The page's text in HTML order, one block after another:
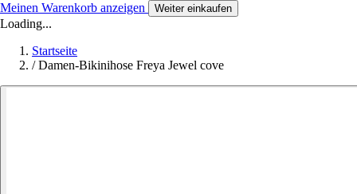
Meinen Warenkorb anzeigen Weiter einkaufen
Loading...
Startseite
/ Damen-Bikinihose Freya Jewel cove